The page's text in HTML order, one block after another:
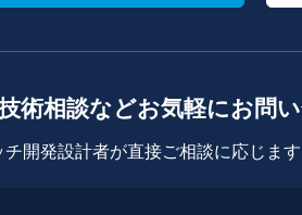
術相談などお気軽にお問い
開発設計者が直接ご相談に応じます